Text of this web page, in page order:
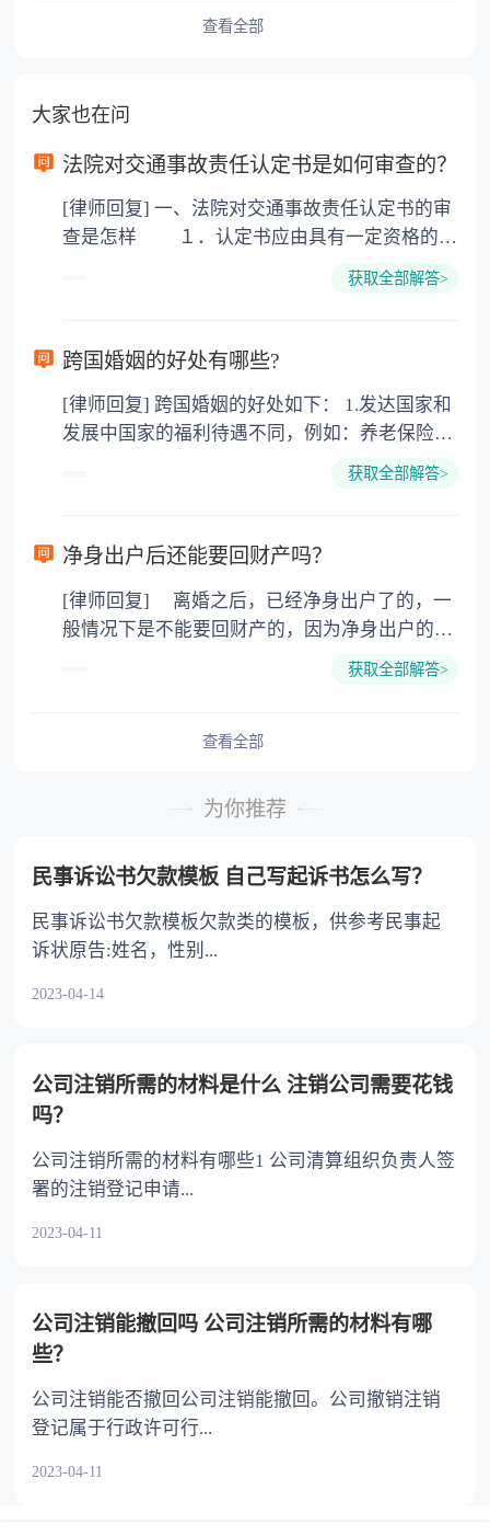
查看全部
大家也在问
法院对交通事故责任认定书是如何审查的？
[律师回复] 一、法院对交通事故责任认定书的审
查是怎样 １．认定书应由具有一定资格的交
断： １．对有证据认定事故责任时，审查责
任时，审查责任的认定是否恰当； ３．审查
事故认定书的用语是否规范、适用法律条款是否
故处理程序规定》第六十条，公安机关交通管理
故所起的作用以及过错的严重程度，确定当事人
的责任。 （一）因一方当事人的过错导致道
重程度，分别承担主要责任、同等责任和次要责
错，属于交通意外事故的，各方均无责任。
任。
获取全部解答>
跨国婚姻的好处有哪些?
[律师回复] 跨国婚姻的好处如下： 1.发达国家和
发展中国家的福利待遇不同，例如：养老保险
看具体国家和具体城市。 2.西方文化不同。男性
四德，相对还有女权主义，对女权的保护。例
如：女性在怀孕和哺乳期所在单位的裁员受保
护，对女权尊重才能体现他们的绅士风度，西方
多，而且孩子一个人在外面的消费很大，还没有
获取全部解答>
净身出户后还能要回财产吗？
[律师回复] 离婚之后，已经净身出户了的，一
般情况下是不能要回财产的，因为净身出户的一
方已经放弃了分割财产的权利，此时的财产已经
户，是因为受到了对方的欺诈或者胁迫等等，那
分割问题反悔，请求撤销财产分割协议的，人民
法院应当受理。 人民法院审理后，未发现订
立财产分割协议时存在欺诈、胁迫等情形的，应
获取全部解答>
查看全部
为你推荐
民事诉讼书欠款模板 自己写起诉书怎么写？
民事诉讼书欠款模板欠款类的模板，供参考民事起
诉状原告:姓名，性别...
2023-04-14
公司注销所需的材料是什么 注销公司需要花钱
吗？
公司注销所需的材料有哪些1 公司清算组织负责人签
署的注销登记申请...
2023-04-11
公司注销能撤回吗 公司注销所需的材料有哪
些？
公司注销能否撤回公司注销能撤回。公司撤销注销
登记属于行政许可行...
2023-04-11